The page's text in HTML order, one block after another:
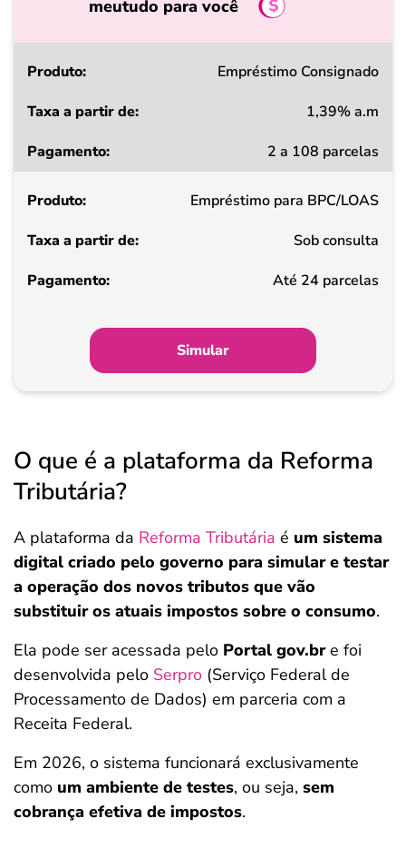
meutudo para você
Produto
a
de
Pagamento
Empréstimo Consignado
1,39% a.m
2 a 108 parcelas
Empréstimo para BPC/LOAS
Sob consulta
Até 24 parcelas
Simular
O que é a plataforma da Reforma
Tributária?
A plataforma da Reforma Tributária é um sistema
digital criado pelo governo para simular e testar
a operação dos novos tributos que vão
substituir os atuais impostos sobre o consumo.
Ela pode ser acessada pelo Portal gov.bre foi
desenvolvida pelo Serpro (Serviço Federal de
Processamento de Dados) em parceria com a
Receita Federal.
Em 2026, o sistema funcionará exclusivamente
como um ambiente de testes, ou seja, sem
cobrança efetiva de impostos.